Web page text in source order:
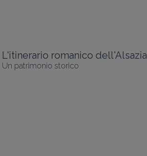
L'itinerario romanico dell'Alsazia
Un patrimonio storico